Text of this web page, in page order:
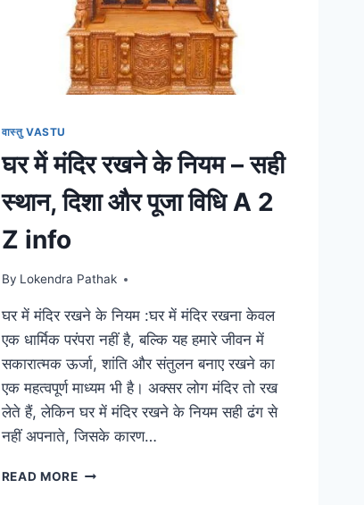
अनुसार
समाधान
वास्तु VASTU
घर में मंदिर रखने के नियम – सही
स्थान, दिशा और पूजा विधि A 2
Z info
By Lokendra Pathak
घर में मंदिर रखने के नियम :घर में मंदिर रखना केवल
एक धार्मिक परंपरा नहीं है, बल्कि यह हमारे जीवन में
सकारात्मक ऊर्जा, शांति और संतुलन बनाए रखने का
एक महत्वपूर्ण माध्यम भी है। अक्सर लोग मंदिर तो रख
लेते हैं, लेकिन घर में मंदिर रखने के नियम सही ढंग से
नहीं अपनाते, जिसके कारण…
READ MOREघर